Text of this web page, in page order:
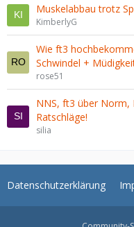
Muskelabbau trotz
KimberlyG
Wie ft3
Schwindel +
rose51
NNS, ft3 über Norm,
Ratschläge!
silia
Datenschutzerklärung